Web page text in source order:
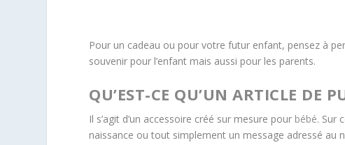
Pour un cadeau ou pour votre futur enfant, pensez à
souvenir pour l’enfant mais aussi pour les parents.
QU’EST-CE QU’UN ARTICLE DE
Il s’agit d’un accessoire créé sur mesure pour bébé. Sur
naissance ou tout simplement un message adressé au